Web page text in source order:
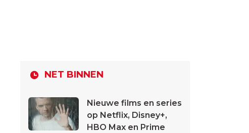
NET BINNEN
Nieuwe films en series
op Netflix, Disney+,
HBO Max en Prime